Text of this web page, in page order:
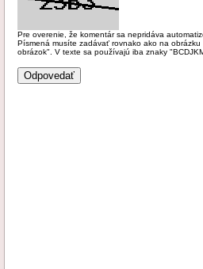
Pre overenie, že komentár sa nepridáva
Písmená musíte zadávať rovnako ako na
obrázok". V texte sa používajú iba znaky